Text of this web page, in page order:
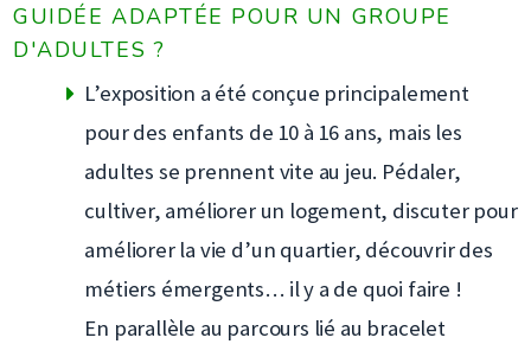
GUIDÉE ADAPTÉE POUR UN GROUPE
D'ADULTES ?
L’exposition a été conçue principalement
pour des enfants de 10 à 16 ans, mais les
adultes se prennent vite au jeu. Pédaler,
cultiver, améliorer un logement, discuter pour
améliorer la vie d’un quartier, découvrir des
métiers émergents… il y a de quoi faire !
En parallèle au parcours lié au bracelet